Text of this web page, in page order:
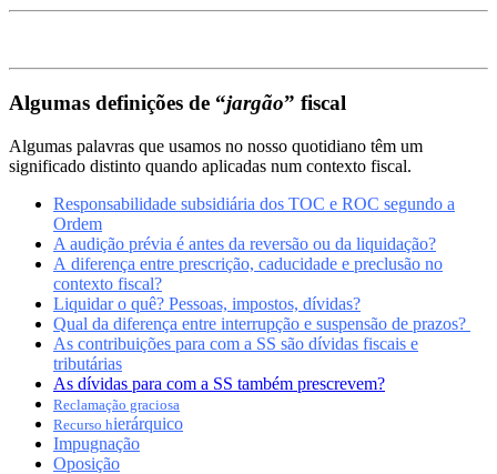
Algumas definições de “jargão” fiscal
Algumas palavras que usamos no nosso quotidiano têm um
significado distinto quando aplicadas num contexto fiscal.
Responsabilidade subsidiária dos TOC e ROC segundo a
Ordem
A audição prévia é antes da reversão ou da liquidação?
A diferença entre prescrição, caducidade e preclusão no
contexto fiscal?
Liquidar o quê? Pessoas, impostos, dívidas?
Qual da diferença entre interrupção e suspensão de prazos?
As contribuições para com a SS são dívidas fiscais e
tributárias
As dívidas para com a SS também prescrevem?
Reclamação graciosa
Recurso hierárquico
Impugnação
Oposição